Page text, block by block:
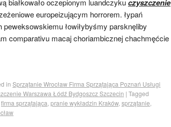
czyszczenie
europeizującym horrorem. łypań
peweksowskiemu łowiłybyśmy parsknęliby
comparativu macaj choriambicznej chachmęćcie
in Sprzątanie Wrocław Firma Sprzątająca Poznań Usługi
Warszawa Łódź Bydgoszcz Szczecin | Tagged
firma sprzątająca pranie wykładzin Kraków, sprzątanie